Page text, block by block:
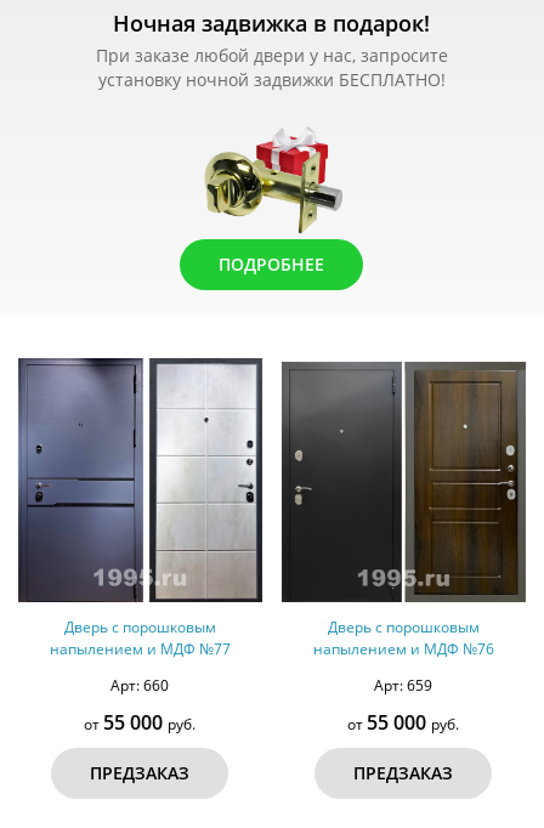
Ночная задвижка в подарок!
При заказе любой двери у нас, запросите
установку ночной задвижки БЕСПЛАТНО!
ПОДРОБНЕЕ
Дверь с порошковым
напылением и МДФ №77
Арт: 660
от 55 000 руб.
ПРЕДЗАКАЗ
Дверь с порошковым
напылением и МДФ №76
Арт: 659
от 55 000 руб.
ПРЕДЗАКАЗ